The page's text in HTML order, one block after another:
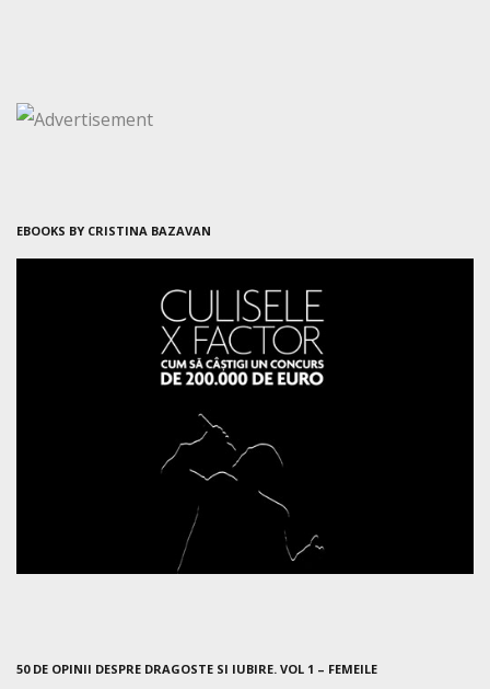
EBOOKS BY CRISTINA BAZAVAN
50 DE OPINII DESPRE DRAGOSTE SI IUBIRE. VOL 1 – FEMEILE